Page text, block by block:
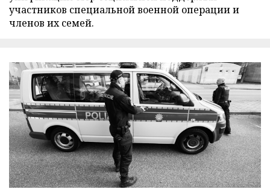
участников специальной военной операции и
членов их семей.